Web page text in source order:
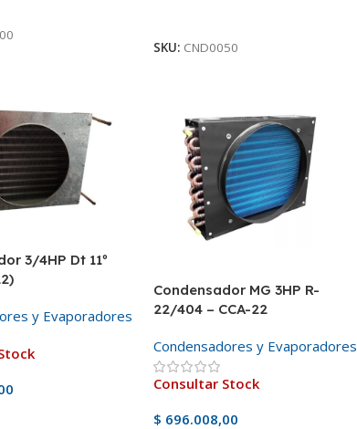
SKU: CND0050
3/4HP Dt 11º
y Evaporadores
Condensador MG 3HP R-
22/404 – CCA-22
Condensadores y Evaporadores
Consultar Stock
$ 696.008,00